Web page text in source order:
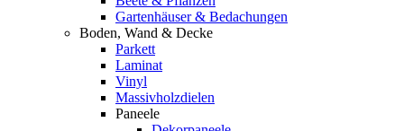
Gartenhäuser & Bedachungen
Boden, Wand & Decke
Parkett
Laminat
Vinyl
Massivholzdielen
Paneele